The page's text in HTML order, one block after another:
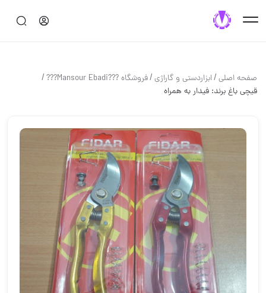
صفحه اصلی/ابزاردستی و گاراژی/فروشگاه ???Mansour Ebadi??? /
قیچی باغ️ برند: فیدار ️به همراه